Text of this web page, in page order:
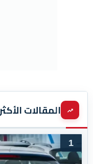
المقالات
1